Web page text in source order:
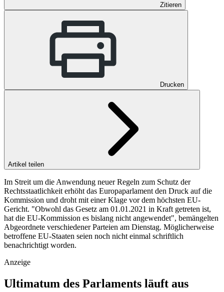
Zitieren
Drucken
Artikel teilen
Im Streit um die Anwendung neuer Regeln zum Schutz der
Rechtsstaatlichkeit erhöht das Europaparlament den Druck auf die
Kommission und droht mit einer Klage vor dem höchsten EU-
Gericht. "Obwohl das Gesetz am 01.01.2021 in Kraft getreten ist,
hat die EU-Kommission es bislang nicht angewendet", bemängelten
Abgeordnete verschiedener Parteien am Dienstag. Möglicherweise
betroffene EU-Staaten seien noch nicht einmal schriftlich
benachrichtigt worden.
Anzeige
Ultimatum des Parlaments läuft aus